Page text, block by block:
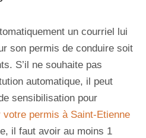
un courriel lui
son permis de conduire soit
S’il ne souhaite pas
automatique, il peut
sensibilisation pour
permis à Saint-Etienne
il faut avoir au moins 1